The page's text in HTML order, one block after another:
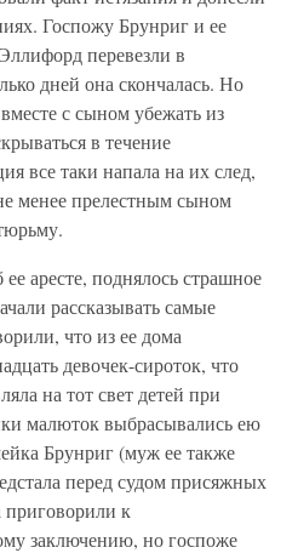
Госпожу Брунриг и ее
перевезли в
дней она скончалась. Но
с сыном убежать из
в течение
все таки напала на их след,
менее прелестным сыном
аресте, поднялось страшное
рассказывать самые
что из ее дома
девочек-сироток, что
на тот свет детей при
малюток выбрасывались ею
Брунриг (муж ее также
перед судом присяжных
к
заключению, но госпоже